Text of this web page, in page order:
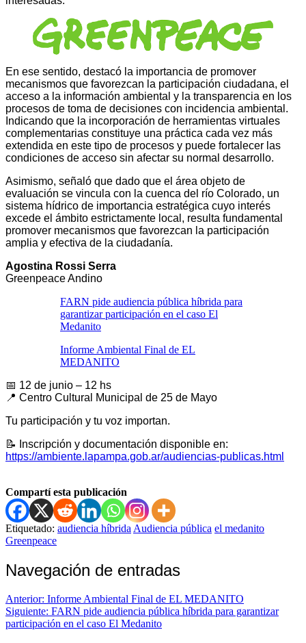
En ese sentido, destacó la importancia de promover
mecanismos que favorezcan la participación ciudadana, el
acceso a la información ambiental y la transparencia en los
procesos de toma de decisiones con incidencia ambiental.
Indicando que la incorporación de herramientas virtuales
complementarias constituye una práctica cada vez más
extendida en este tipo de procesos y puede fortalecer las
condiciones de acceso sin afectar su normal desarrollo.
Asimismo, señaló que dado que el área objeto de
evaluación se vincula con la cuenca del río Colorado, un
sistema hídrico de importancia estratégica cuyo interés
excede el ámbito estrictamente local, resulta fundamental
promover mecanismos que favorezcan la participación
amplia y efectiva de la ciudadanía.
Agostina Rossi Serra
Greenpeace Andino
FARN pide audiencia pública híbrida para
garantizar participación en el caso El
Medanito
Informe Ambiental Final de EL
MEDANITO
📅 12 de junio – 12 hs
📍 Centro Cultural Municipal de 25 de Mayo
Tu participación y tu voz importan.
📝 Inscripción y documentación disponible en:
https://ambiente.lapampa.gob.ar/audiencias-publicas.html
Compartí esta publicación
Etiquetado: audiencia híbrida Audiencia pública el medanito
Greenpeace
Navegación de entradas
Anterior: Informe Ambiental Final de EL MEDANITO
Siguiente: FARN pide audiencia pública híbrida para garantizar
participación en el caso El Medanito